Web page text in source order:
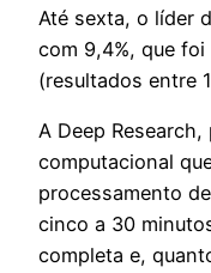
Até sexta, o líder
com 9,4%, que
(resultados entre
A Deep
computacional
processamento
cinco a 30
completa e,